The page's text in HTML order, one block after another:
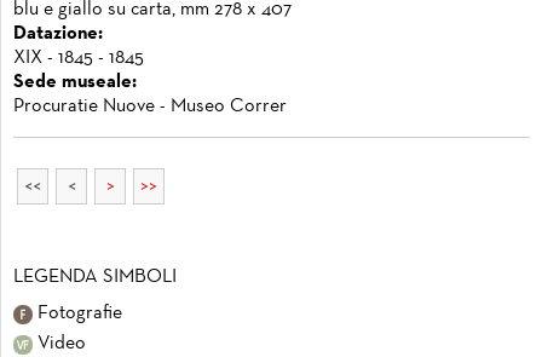
blu e giallo su carta, mm 278 x 407
Datazione:
XIX - 1845 - 1845
Sede museale:
Procuratie Nuove - Museo Correr
<< < > >>
LEGENDA SIMBOLI
Fotografie
Video